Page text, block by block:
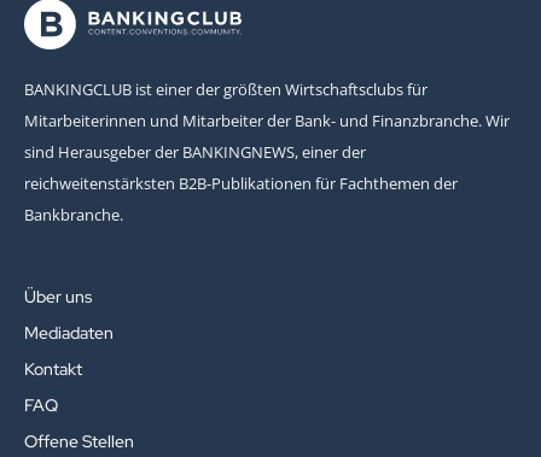
BANKINGCLUB ist einer der größten Wirtschaftsclubs für
Mitarbeiterinnen und Mitarbeiter der Bank- und Finanzbranche. Wir
sind Herausgeber der BANKINGNEWS, einer der
reichweitenstärksten B2B-Publikationen für Fachthemen der
Bankbranche.
Über uns
Mediadaten
Kontakt
FAQ
Offene Stellen